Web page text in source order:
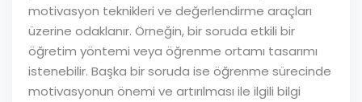
motivasyon teknikleri ve değerlendirme araçları
üzerine odaklanır. Örneğin, bir soruda etkili bir
öğretim yöntemi veya öğrenme ortamı tasarımı
istenebilir. Başka bir soruda ise öğrenme sürecinde
motivasyonun önemi ve artırılması ile ilgili bilgi